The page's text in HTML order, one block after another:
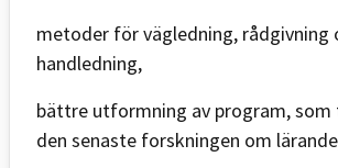
metoder för vägledning, rådgivning
handledning,
bättre utformning av program, som
den senaste forskningen om